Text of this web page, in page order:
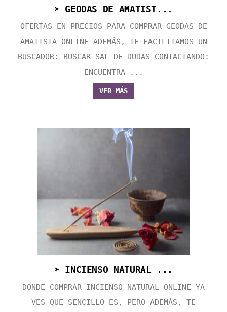
➤ GEODAS DE AMATIST...
OFERTAS EN PRECIOS PARA COMPRAR GEODAS DE
AMATISTA ONLINE ADEMÁS, TE FACILITAMOS UN
BUSCADOR: BUSCAR SAL DE DUDAS CONTACTANDO:
ENCUENTRA ...
VER MÁS
➤ INCIENSO NATURAL ...
DONDE COMPRAR INCIENSO NATURAL ONLINE YA
VES QUE SENCILLO ES, PERO ADEMÁS, TE